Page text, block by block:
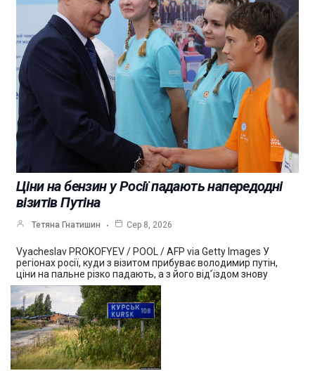
Ціни на бензин у Росії падають напередодні
візитів Путіна
Тетяна Гнатишин Сер 8, 2026
Vyacheslav PROKOFYEV / POOL / AFP via Getty Images У
регіонах росії, куди з візитом прибуває володимир путін,
ціни на пальне різко падають, а з його від’їздом знову